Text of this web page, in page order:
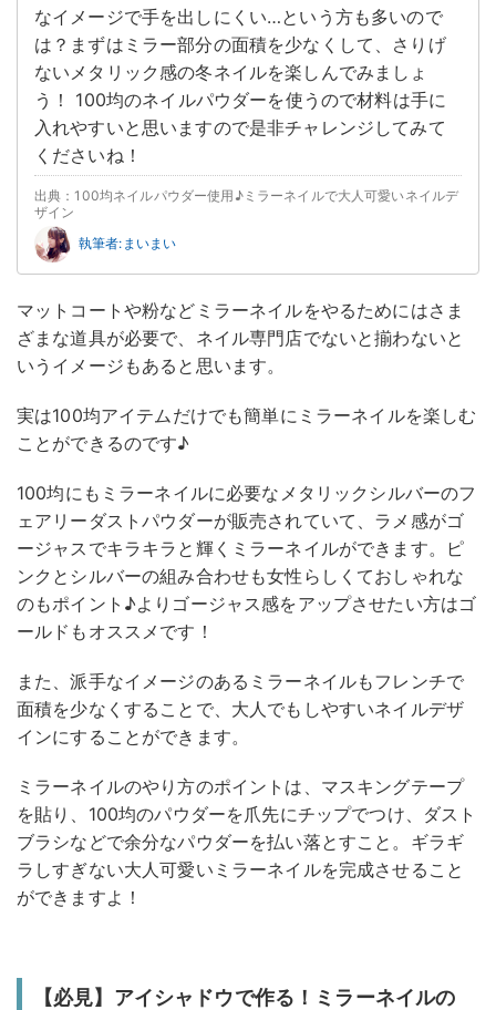
なイメージで手を出しにくい…という方も多いので
は？まずはミラー部分の面積を少なくして、さりげ
ないメタリック感の冬ネイルを楽しんでみましょ
う！ 100均のネイルパウダーを使うので材料は手に
入れやすいと思いますので是非チャレンジしてみて
くださいね！
出典：100均ネイルパウダー使用♪ミラーネイルで大人可愛いネイルデ
ザイン
執筆者:まいまい
マットコートや粉などミラーネイルをやるためにはさま
ざまな道具が必要で、ネイル専門店でないと揃わないと
いうイメージもあると思います。
実は100均アイテムだけでも簡単にミラーネイルを楽しむ
ことができるのです♪
100均にもミラーネイルに必要なメタリックシルバーのフ
ェアリーダストパウダーが販売されていて、ラメ感がゴ
ージャスでキラキラと輝くミラーネイルができます。ピ
ンクとシルバーの組み合わせも女性らしくておしゃれな
のもポイント♪よりゴージャス感をアップさせたい方はゴ
ールドもオススメです！
また、派手なイメージのあるミラーネイルもフレンチで
面積を少なくすることで、大人でもしやすいネイルデザ
インにすることができます。
ミラーネイルのやり方のポイントは、マスキングテープ
を貼り、100均のパウダーを爪先にチップでつけ、ダスト
ブラシなどで余分なパウダーを払い落とすこと。ギラギ
ラしすぎない大人可愛いミラーネイルを完成させること
ができますよ！
【必見】アイシャドウで作る！ミラーネイルの